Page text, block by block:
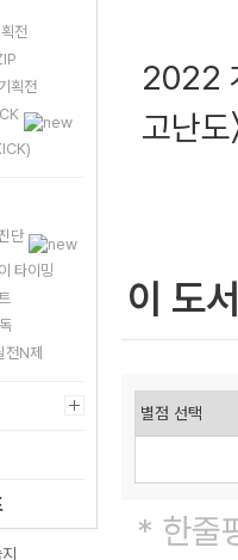
전
획전
단
타이밍
전N제
2022
고난
이 도
* 한줄